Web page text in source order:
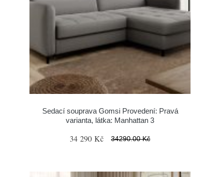
Sedací souprava Gomsi Provedení: Pravá
varianta, látka: Manhattan 3
34 290 Kč 34290.00 Kč